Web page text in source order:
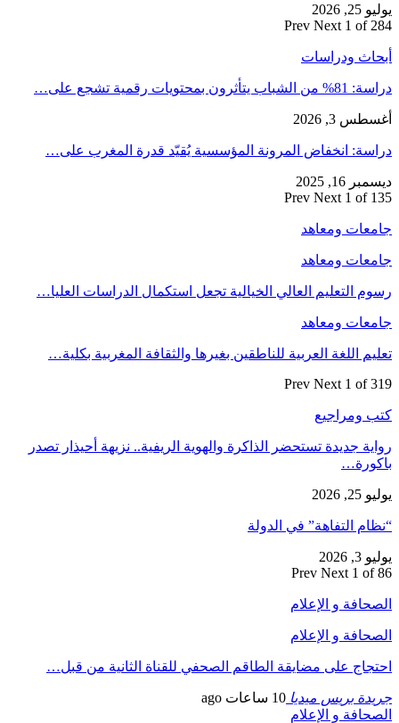
يوليو 25, 2026
Prev Next 1 of 284
أبحاث ودراسات
دراسة: 81% من الشباب يتأثرون بمحتويات رقمية تشجع على…
أغسطس 3, 2026
دراسة: انخفاض المرونة المؤسسية يُقيّد قدرة المغرب على…
ديسمبر 16, 2025
Prev Next 1 of 135
جامعات ومعاهد
جامعات ومعاهد
رسوم التعليم العالي الخيالية تجعل استكمال الدراسات العليا…
جامعات ومعاهد
تعليم اللغة العربية للناطقين بغيرها والثقافة المغربية بكلية…
Prev Next 1 of 319
كتب ومراجيع
رواية جديدة تستحضر الذاكرة والهوية الريفية.. نزيهة أحيذار تصدر
باكورة…
يوليو 25, 2026
“نظام التفاهة” في الدولة
يوليو 3, 2026
Prev Next 1 of 86
الصحافة و الإعلام
الصحافة و الإعلام
احتجاج على مضايقة الطاقم الصحفي للقناة الثانية من قبل…
جريدة بريس ميديا 10 ساعات ago
الصحافة و الإعلام